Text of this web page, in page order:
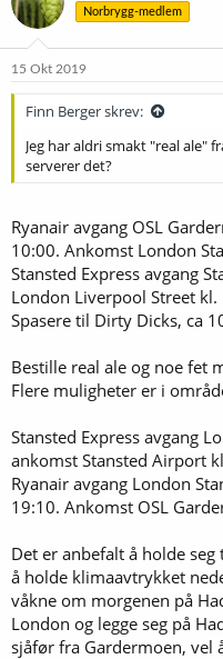
j
o
e
Norbrygg-medlem
15 Okt 2019
Finn Berger skrev:
Jeg har aldri smakt "real ale"
serverer det?
Ryanair avgang OSL
10:00. Ankomst London
Stansted Express avgang
London Liverpool Street
Spasere til Dirty Dicks, ca
Bestille real ale og noe fet
Flere muligheter er i
Stansted Express avgang
ankomst Stansted Airport
Ryanair avgang London
19:10. Ankomst OSL
Det er anbefalt å holde
å holde klimaavtrykket
våkne om morgenen på
London og legge seg på
sjåfør fra Gardermoen, vel